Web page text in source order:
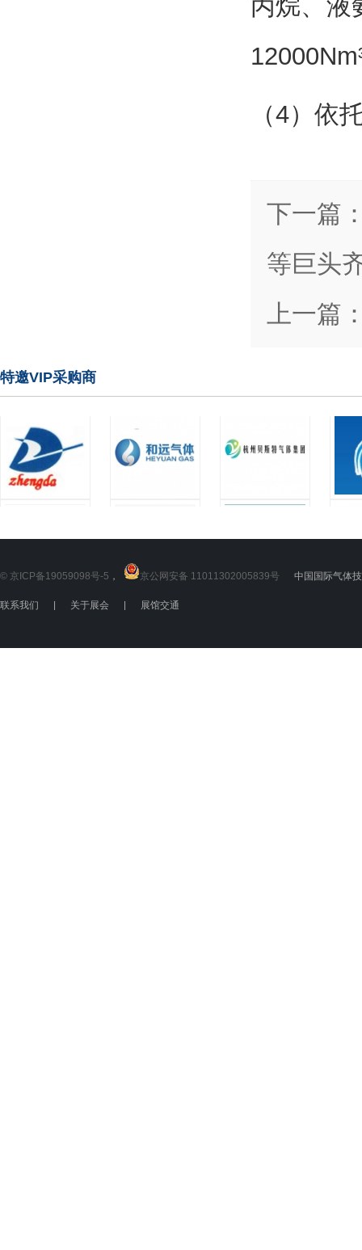
丙烷、液
（4）依
下一篇
等巨头
上一篇
特邀VIP采购商
© 京ICP备19059098号-5 ， 京公网安备 11011302005839号 中国国际气体技
联系我们 关于展会 展馆交通